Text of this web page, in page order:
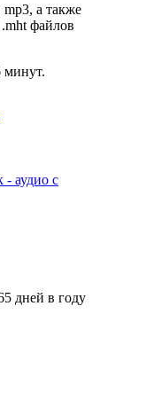
а также
файлов
минут.
- аудио с
дней в году